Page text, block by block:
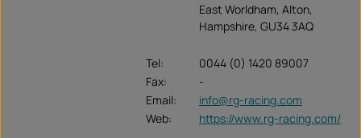
East Worldham, Alton,
Hampshire, GU34 3AQ
Tel:
0044 (0) 1420 89007
Fax:
-
Email:
info@rg-racing.com
Web:
https://www.rg-racing.com/